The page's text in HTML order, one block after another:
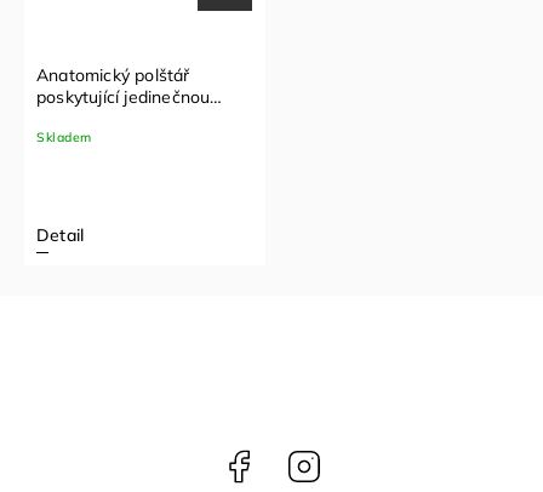
Anatomický polštář
poskytující jedinečnou
povlak na polštář zdarma
Skladem
Detail
Facebook